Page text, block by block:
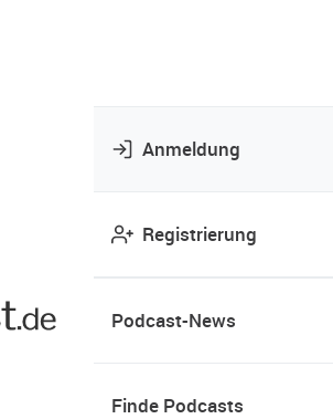
Anmeldung
Registrierung
Podcast-News
Finde Podcasts